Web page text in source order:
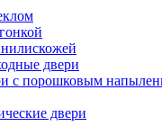
двери
с порошковым
двери